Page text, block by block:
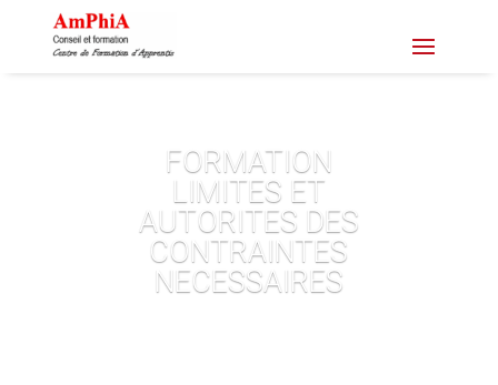
FORMATION
LIMITES ET
AUTORITES DES
CONTRAINTES
NECESSAIRES